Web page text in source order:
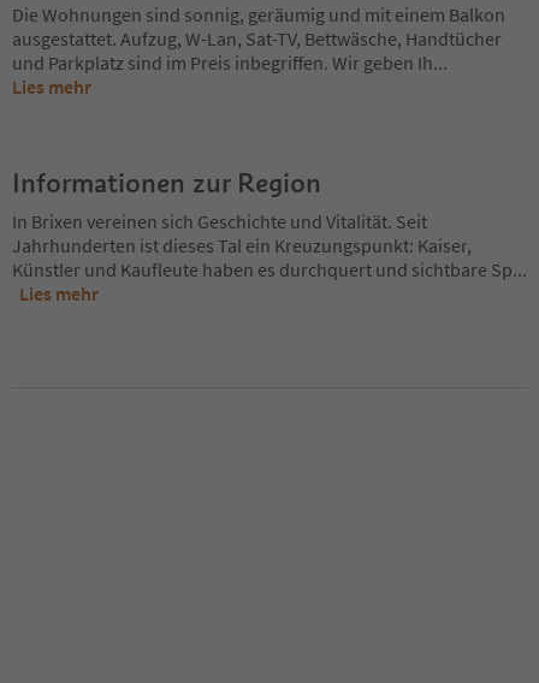
Die Wohnungen sind sonnig, geräumig und mit einem Balkon
ausgestattet. Aufzug, W-Lan, Sat-TV, Bettwäsche, Handtücher
und Parkplatz sind im Preis inbegriffen. Wir geben Ih...
Lies mehr
Informationen zur Region
In Brixen vereinen sich Geschichte und Vitalität. Seit
Jahrhunderten ist dieses Tal ein Kreuzungspunkt: Kaiser,
Künstler und Kaufleute haben es durchquert und sichtbare Sp...
Lies mehr